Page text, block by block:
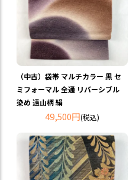
（中古）袋帯 マルチカラー 黒 セ
ミフォーマル 全通 リバーシブル
染め 遠山柄 絹
49,500円(税込)